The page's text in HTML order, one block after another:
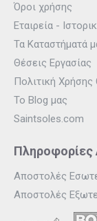
Όροι χρήσης
Εταιρεία -
Τα Καταστήματά
Θέσεις Εργασίας
Πολιτική Χρήσης
Το Blog μας
Saintsoles.com
Αποστολές
Αποστολές